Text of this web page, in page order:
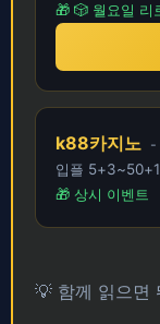
🎁 🎲 월요일
k88카지노 -
입플
🎁 상시 이벤트
💡 함께 읽으면